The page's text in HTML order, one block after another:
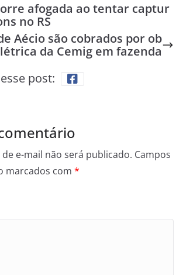
afogada ao tentar captur
no RS
Aécio são cobrados por ob
da Cemig em fazenda
post:
e-mail não será publicado. Campos
marcados com *